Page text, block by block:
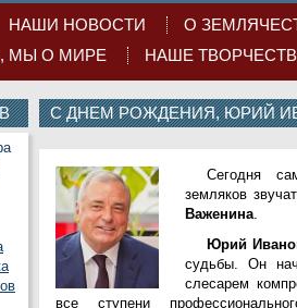
НАШИ НОВОСТИ
О
МЫ О МИРЕ
НАШЕ
С ДНЕМ РОЖДЕНИЯ, ЮРИЙ
Сегодня
земляков
Важенина.
Юрий
судьбы. Он
слесарем
все ступени